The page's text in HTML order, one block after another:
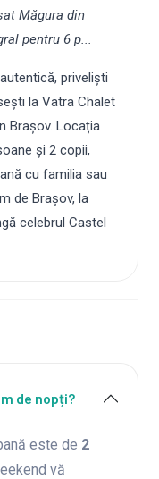
Măgura din
pentru 6 p...
priveliști
la Vatra Chalet
Brașov. Locația
și 2 copii,
cu familia sau
de Brașov, la
celebrul Castel
de nopți?
este de 2
vă